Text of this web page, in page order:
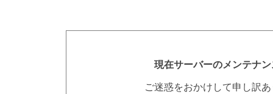
現在サーバーのメンテナン
ご迷惑をおかけして申し訳あ